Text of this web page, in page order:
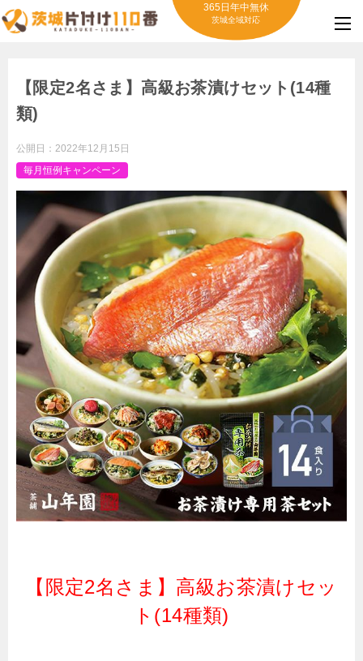
365日年中無休
茨城全域対応
【限定2名さま】高級お茶漬けセット(14種
類)
公開日： 2022年12月15日
毎月恒例キャンペーン
【限定2名さま】高級お茶漬けセッ
ト(14種類)